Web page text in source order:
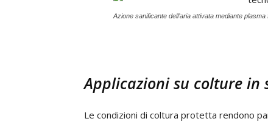
Azione sanificante dell’aria attivata mediante
Applicazioni su colture in
Le condizioni di coltura protetta rendono